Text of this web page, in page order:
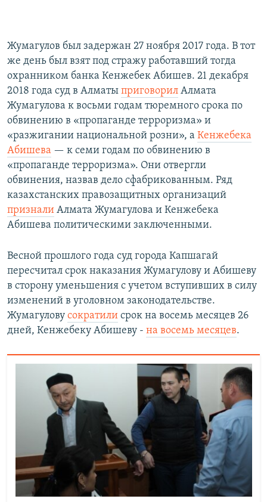
Жумагулов был задержан 27 ноября 2017 года. В тот
же день был взят под стражу работавший тогда
охранником банка Кенжебек Абишев. 21 декабря
2018 года суд в Алматы приговорил Алмата
Жумагулова к восьми годам тюремного срока по
обвинению в «пропаганде терроризма» и
«разжигании национальной розни», а Кенжебека
Абишева — к семи годам по обвинению в
«пропаганде терроризма». Они отвергли
обвинения, назвав дело сфабрикованным. Ряд
казахстанских правозащитных организаций
признали Алмата Жумагулова и Кенжебека
Абишева политическими заключенными.
Весной прошлого года суд города Капшагай
пересчитал срок наказания Жумагулову и Абишеву
в сторону уменьшения с учетом вступивших в силу
изменений в уголовном законодательстве.
Жумагулову сократили срок на восемь месяцев 26
дней, Кенжебеку Абишеву - на восемь месяцев.